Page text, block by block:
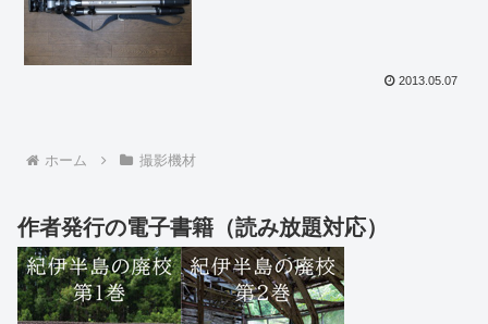
2013.05.07
ホーム 撮影機材
作者発行の電子書籍（読み放題対応）